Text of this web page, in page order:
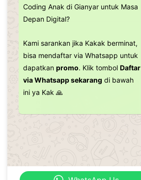
RELATED POST
AGU. 18, 2025
Coding Anak di Gianyar untuk Masa
Depan Digital?
Kami sarankan jika Kakak berminat,
bisa mendaftar via Whatsapp untuk
dapatkan promo. Klik tombol Daftar
via Whatsapp sekarang di bawah
ini ya Kak 🙏